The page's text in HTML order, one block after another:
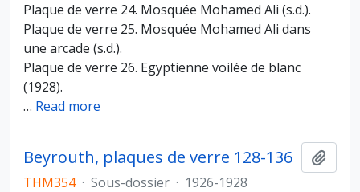
Plaque de verre 24. Mosquée Mohamed Ali (s.d.).
Plaque de verre 25. Mosquée Mohamed Ali dans
une arcade (s.d.).
Plaque de verre 26. Egyptienne voilée de blanc
(1928).
… Read more
Beyrouth, plaques de verre 128-136
THM354 · Sous-dossier · 1926-1928